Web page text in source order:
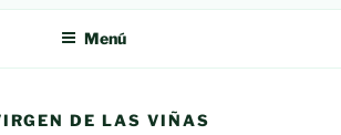
Menú
DE LAS VIÑAS